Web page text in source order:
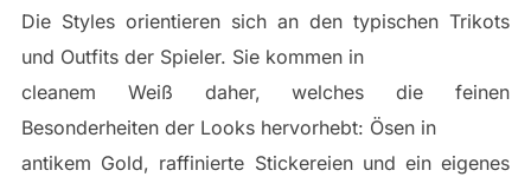
Die Styles orientieren sich an den typischen Trikots
und Outfits der Spieler. Sie kommen in
cleanem Weiß daher, welches die feinen
Besonderheiten der Looks hervorhebt: Ösen in
antikem Gold, raffinierte Stickereien und ein eigenes